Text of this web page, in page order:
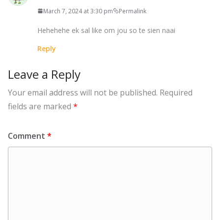
March 7, 2024 at 3:30 pm Permalink
Hehehehe ek sal like om jou so te sien naai
Reply
Leave a Reply
Your email address will not be published. Required
fields are marked *
Comment *